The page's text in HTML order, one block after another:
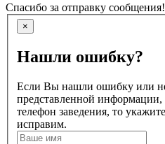
Спасибо за отправку сообщения!
×
Нашли ошибку?
Если Вы нашли ошибку или
представленной информации,
телефон заведения, то
исправим.